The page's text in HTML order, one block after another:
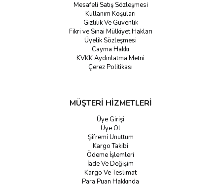
Mesafeli Satış Sözleşmesi
Kullanım Koşuları
Gizlilik Ve Güvenlik
Fikri ve Sınai Mülkiyet Hakları
Üyelik Sözleşmesi
Cayma Hakkı
KVKK Aydınlatma Metni
Çerez Politikası
MÜŞTERİ HİZMETLERİ
Üye Girişi
Üye Ol
Şifremi Unuttum
Kargo Takibi
Ödeme İşlemleri
İade Ve Değişim
Kargo Ve Teslimat
Para Puan Hakkında